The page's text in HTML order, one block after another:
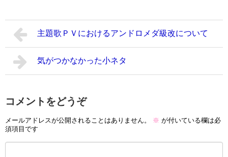
主題歌ＰＶにおけるアンドロメダ級改について
気がつかなかった小ネタ
コメントをどうぞ
メールアドレスが公開されることはありません。 ※ が付いている欄は必
須項目です